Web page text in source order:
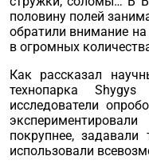
половину полей
обратили внимание
в огромных
Как рассказал
технопарка
исследователи
покрупнее,
использовали